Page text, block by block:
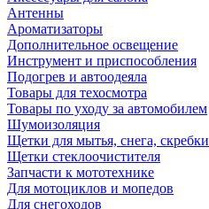
Антенны
Ароматизаторы
Дополнительное освещение
Инструмент и приспособления
Подогрев и автоодеяла
Товары для техосмотра
Товары по уходу за автомобилем
Шумоизоляция
Щетки для мытья, снега, скребки
Щетки стеклоочистителя
Запчасти к мототехнике
Для мотоциклов и мопедов
Для снегоходов